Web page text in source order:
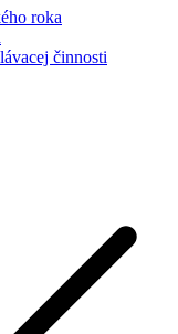
roka
činnosti